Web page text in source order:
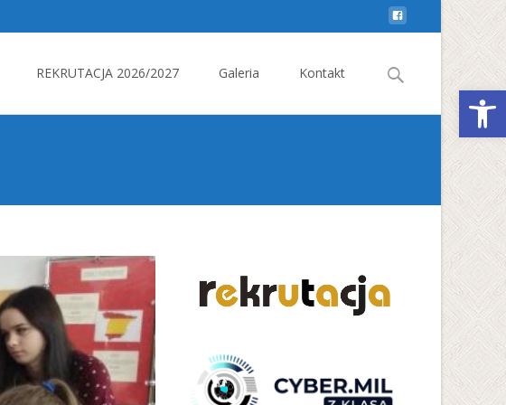
REKRUTACJA 2026/2027 Galeria Kontakt
Search